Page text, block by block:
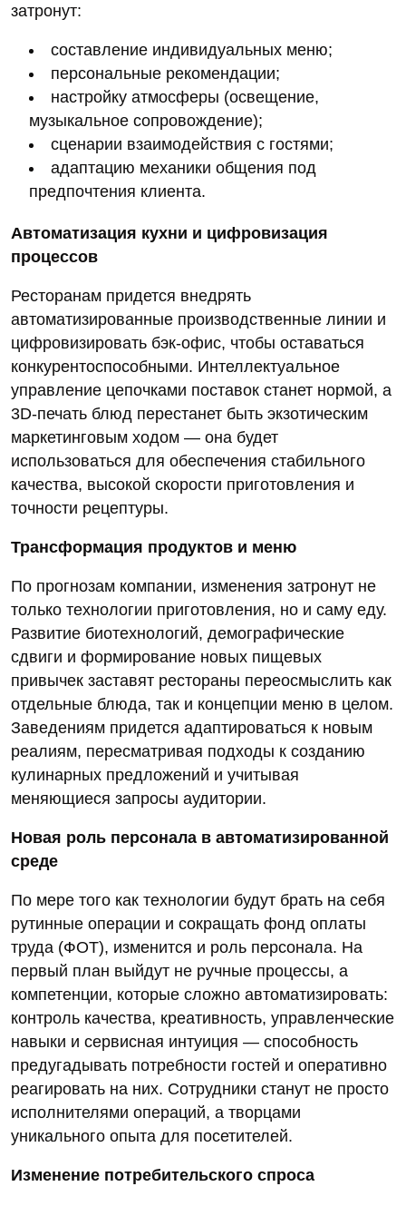
затронут:
составление индивидуальных меню;
персональные рекомендации;
настройку атмосферы (освещение,
музыкальное сопровождение);
сценарии взаимодействия с гостями;
адаптацию механики общения под
предпочтения клиента.
Автоматизация кухни и цифровизация
процессов
Ресторанам придется внедрять
автоматизированные производственные линии и
цифровизировать бэк‑офис, чтобы оставаться
конкурентоспособными. Интеллектуальное
управление цепочками поставок станет нормой, а
3D‑печать блюд перестанет быть экзотическим
маркетинговым ходом — она будет
использоваться для обеспечения стабильного
качества, высокой скорости приготовления и
точности рецептуры.
Трансформация продуктов и меню
По прогнозам компании, изменения затронут не
только технологии приготовления, но и саму еду.
Развитие биотехнологий, демографические
сдвиги и формирование новых пищевых
привычек заставят рестораны переосмыслить как
отдельные блюда, так и концепции меню в целом.
Заведениям придется адаптироваться к новым
реалиям, пересматривая подходы к созданию
кулинарных предложений и учитывая
меняющиеся запросы аудитории.
Новая роль персонала в автоматизированной
среде
По мере того как технологии будут брать на себя
рутинные операции и сокращать фонд оплаты
труда (ФОТ), изменится и роль персонала. На
первый план выйдут не ручные процессы, а
компетенции, которые сложно автоматизировать:
контроль качества, креативность, управленческие
навыки и сервисная интуиция — способность
предугадывать потребности гостей и оперативно
реагировать на них. Сотрудники станут не просто
исполнителями операций, а творцами
уникального опыта для посетителей.
Изменение потребительского спроса